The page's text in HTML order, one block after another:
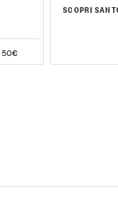
50€
SCOPRI